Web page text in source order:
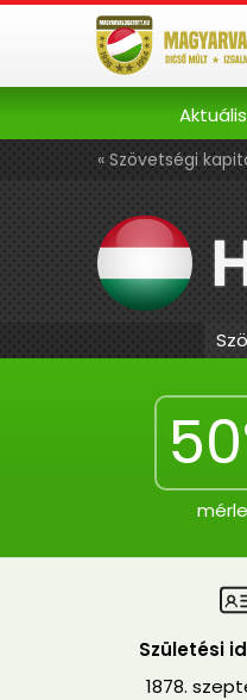
Aktuális
« Szövetségi
Születési
1878.